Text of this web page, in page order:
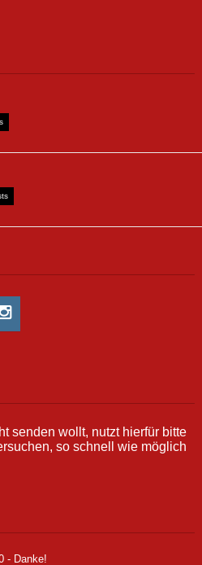
senden wollt, nutzt hierfür bitte
so schnell wie möglich
- Danke!